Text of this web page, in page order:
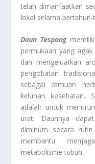
telah dimanfaatkan
lokal selama bertahun-
Daun Tespong
permukaan yang
dan mengeluarkan
pengobatan
sebagai ramuan
keluhan kesehatan.
adalah untuk
urat. Daunnya
diminum secara
membantu
metabolisme tubuh.